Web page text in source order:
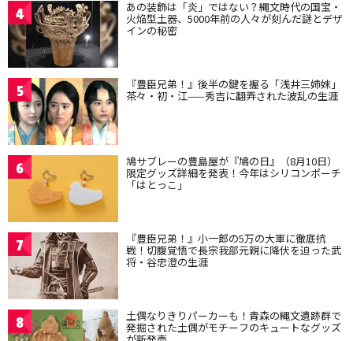
4 あの装飾は「炎」ではない？縄文時代の国宝・
火焔型土器、5000年前の人々が刻んだ謎とデザ
インの秘密
5 『豊臣兄弟！』後半の鍵を握る「浅井三姉妹」
茶々・初・江——秀吉に翻弄された波乱の生涯
6 鳩サブレーの豊島屋が『鳩の日』（8月10日）
限定グッズ詳細を発表！今年はシリコンポーチ
「はとっこ」
7 『豊臣兄弟！』小一郎の5万の大軍に徹底抗
戦！切腹覚悟で長宗我部元親に降伏を迫った武
将・谷忠澄の生涯
8 土偶なりきりパーカーも！青森の縄文遺跡群で
発掘された土偶がモチーフのキュートなグッズ